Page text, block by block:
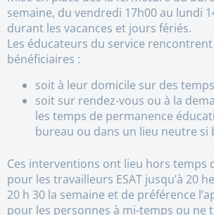
semaine, du vendredi 17h00 au lundi
durant les vacances et jours fériés.
Les éducateurs du service rencontrent
bénéficiaires :
soit à leur domicile sur des
soit sur rendez-vous ou à la
les temps de permanence
bureau ou dans un lieu neutre si
Ces interventions ont lieu hors temps
pour les travailleurs ESAT jusqu’à 20
20 h 30 la semaine et de préférence
pour les personnes à mi-temps ou ne